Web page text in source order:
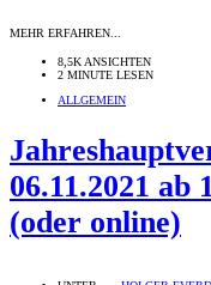
MEHR ERFAHREN...
8,5K ANSICHTEN
2 MINUTE LESEN
ALLGEMEIN
06.11.2021
(oder online)